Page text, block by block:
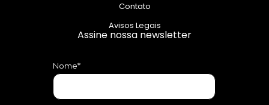
Contato
Avisos Legais
Assine nossa newsletter
Nome*